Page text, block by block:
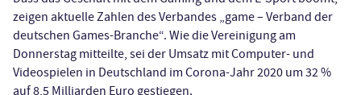
zeigen aktuelle Zahlen des Verbandes „game – Verband der
deutschen Games-Branche“. Wie die Vereinigung am
Donnerstag mitteilte, sei der Umsatz mit Computer- und
Videospielen in Deutschland im Corona-Jahr 2020 um 32 %
auf 8,5 Milliarden Euro gestiegen.